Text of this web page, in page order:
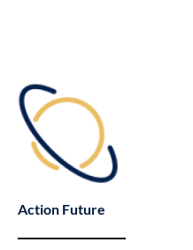
Action Future